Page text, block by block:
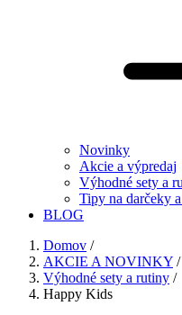
Novinky
Akcie a výpredaj
Výhodné sety a
Tipy na darčeky
BLOG
Domov /
AKCIE A NOVINKY /
Výhodné sety a rutiny /
Happy Kids